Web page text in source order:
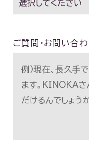
ご質問・お問い合